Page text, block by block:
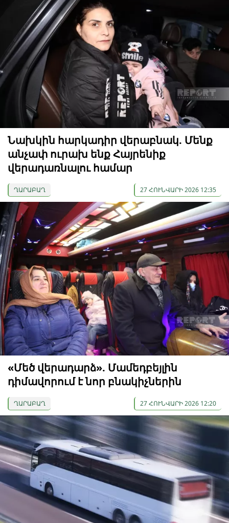
Նախկին հարկադիր վերաբնակ. Մենք
անչափ ուրախ ենք Հայրենիք
վերադառնալու համար
ՂԱՐԱԲԱՂ 27 ՀՈՒՆՎԱՐԻ 2026 12:35
«Մեծ վերադարձ». Մամեդբեյլին
դիմավորում է նոր բնակիչներին
ՂԱՐԱԲԱՂ 27 ՀՈՒՆՎԱՐԻ 2026 12:20